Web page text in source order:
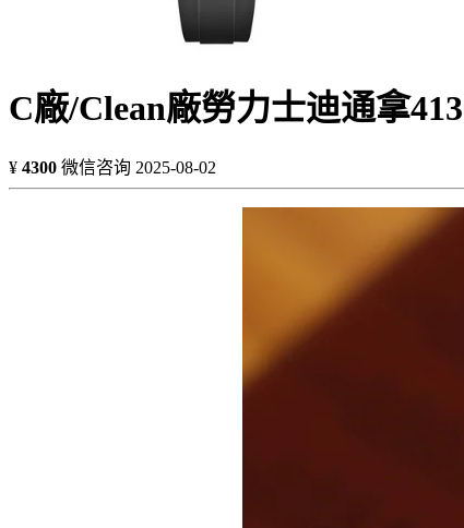
C廠/Clean廠勞力士迪通拿
¥ 4300 微信咨询 2025-08-02